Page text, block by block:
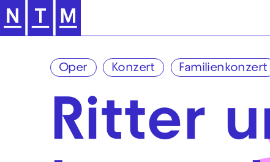
Zur Hauptnavigation springen
Oper Konzert Familienkonzert
Ritter